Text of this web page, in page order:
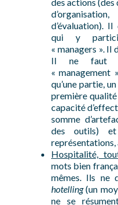
d’évaluation).
qui y
« managers ». Il
Il ne faut
« management
qu’une partie,
première qualité
capacité
somme
des outils)
représentations,
Hospitalité,
mots bien
mêmes. Ils ne
hotelling(un
ne se